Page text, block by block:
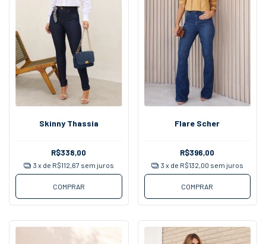
Skinny Thassia
R$338,00
3 x de R$112,67 sem juros
COMPRAR
Flare Scher
R$396,00
3 x de R$132,00 sem juros
COMPRAR